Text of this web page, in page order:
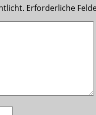
Erforderliche